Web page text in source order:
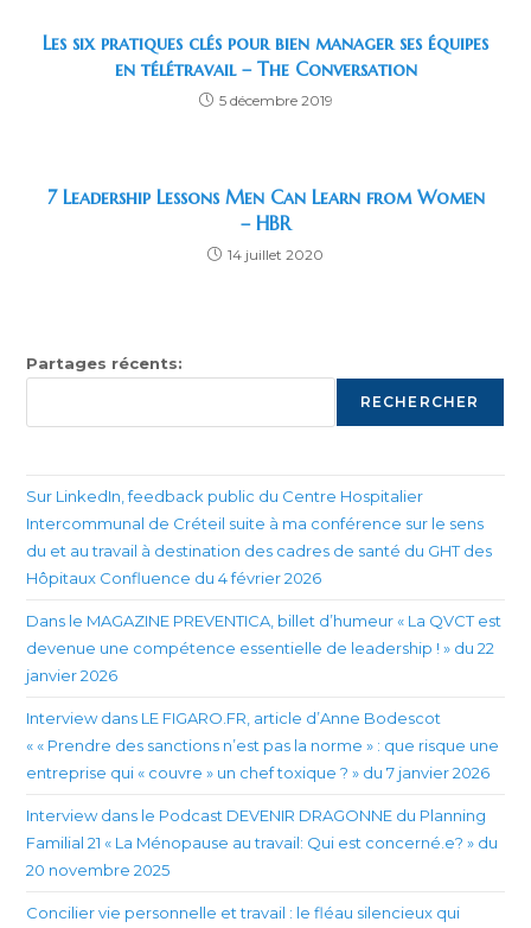
Les six pratiques clés pour bien manager ses équipes
en télétravail – The Conversation
5 décembre 2019
7 Leadership Lessons Men Can Learn from Women
– HBR
14 juillet 2020
Partages récents:
RECHERCHER
Sur LinkedIn, feedback public du Centre Hospitalier
Intercommunal de Créteil suite à ma conférence sur le sens
du et au travail à destination des cadres de santé du GHT des
Hôpitaux Confluence du 4 février 2026
Dans le MAGAZINE PREVENTICA, billet d’humeur « La QVCT est
devenue une compétence essentielle de leadership ! » du 22
janvier 2026
Interview dans LE FIGARO.FR, article d’Anne Bodescot
« « Prendre des sanctions n’est pas la norme » : que risque une
entreprise qui « couvre » un chef toxique ? » du 7 janvier 2026
Interview dans le Podcast DEVENIR DRAGONNE du Planning
Familial 21 « La Ménopause au travail: Qui est concerné.e? » du
20 novembre 2025
Concilier vie personnelle et travail : le fléau silencieux qui